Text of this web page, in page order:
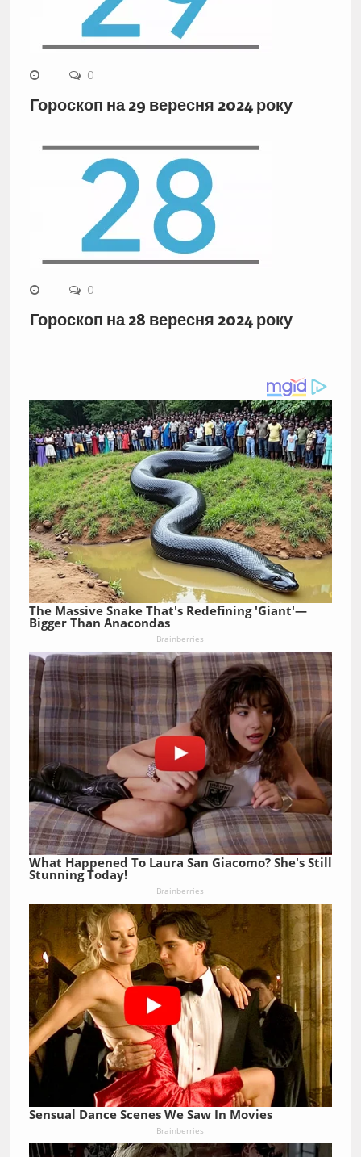
0
Гороскоп на 29 вересня 2024 року
0
Гороскоп на 28 вересня 2024 року
The Massive Snake That's Redefining 'Giant'—
Bigger Than Anacondas
Brainberries
What Happened To Laura San Giacomo? She's Still
Stunning Today!
Brainberries
Sensual Dance Scenes We Saw In Movies
Brainberries